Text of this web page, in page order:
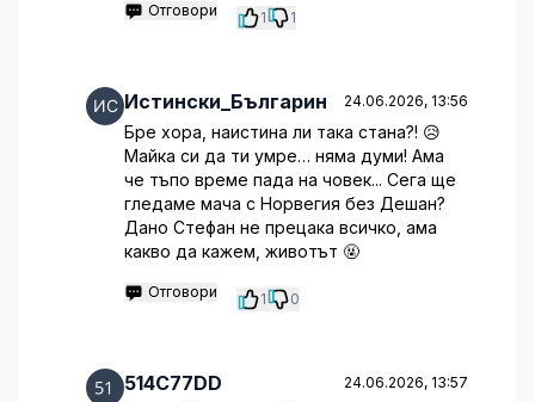
Отговори 1 1
Истински_Българин 24.06.2026, 13:56
Бре хора, наистина ли така стана?! 😥
Майка си да ти умре… няма думи! Ама
че тъпо време пада на човек... Сега ще
гледаме мача с Норвегия без Дешан?
Дано Стефан не прецака всичко, ама
какво да кажем, животът 🤬
Отговори 1 0
514C77DD 24.06.2026, 13:57